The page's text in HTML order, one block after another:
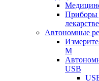
Приборы
Автономные
M
USB